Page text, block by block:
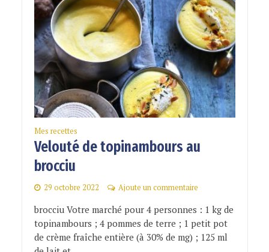
Mes recettes
Velouté de topinambours au
brocciu
29 octobre 2022 Ajoute un commentaire
brocciu Votre marché pour 4 personnes : 1 kg de
topinambours ; 4 pommes de terre ; 1 petit pot
de crème fraîche entière (à 30% de mg) ; 125 ml